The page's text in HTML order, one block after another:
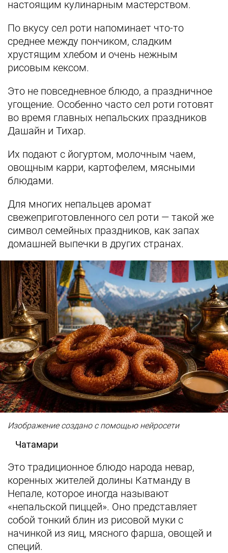
настоящим кулинарным мастерством.
По вкусу сел роти напоминает что-то
среднее между пончиком, сладким
хрустящим хлебом и очень нежным
рисовым кексом.
Это не повседневное блюдо, а праздничное
угощение. Особенно часто сел роти готовят
во время главных непальских праздников
Дашайн и Тихар.
Их подают с йогуртом, молочным чаем,
овощным карри, картофелем, мясными
блюдами.
Для многих непальцев аромат
свежеприготовленного сел роти — такой же
символ семейных праздников, как запах
домашней выпечки в других странах.
Изображение создано с помощью нейросети
Чатамари
Это традиционное блюдо народа невар,
коренных жителей долины Катманду в
Непале, которое иногда называют
«непальской пиццей». Оно представляет
собой тонкий блин из рисовой муки с
начинкой из яиц, мясного фарша, овощей и
специй.